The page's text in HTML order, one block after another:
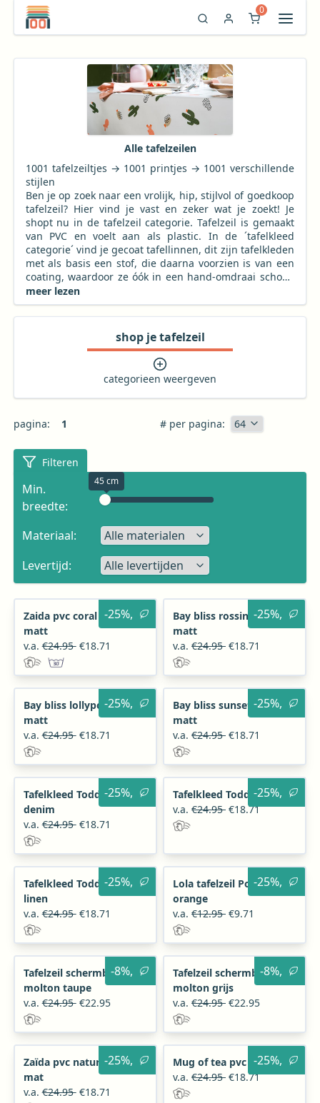
0
Filters zijn zichtbaar
Alle tafelzeilen
1001 tafelzeiltjes → 1001 printjes → 1001 verschillende
stijlen
Ben je op zoek naar een vrolijk, hip, stijlvol of goedkoop
tafelzeil? Hier vind je vast en zeker wat je zoekt! Je
shopt nu in de tafelzeil categorie. Tafelzeil is gemaakt
van PVC en voelt aan als plastic. In de ´tafelkleed
categorie´ vind je gecoat tafellinnen, dit zijn tafelkleden
met als basis een stof, die daarna voorzien is van een
coating, waardoor ze óók in een hand-omdraai schoon
te vegen zijn.
meer lezen
shop je tafelzeil
categorieen weergeven
Filteren
pagina: 1 # per pagina:
Min.
breedte:
45 cm
Materiaal:
Levertijd:
Producten (22 items)
-25%,
Zaida pvc coral ultra
matt
v.a. €24.95 €18.71
-25%,
Bay bliss rossini pvc
matt
v.a. €24.95 €18.71
-25%,
Bay bliss lollypop pvc
matt
v.a. €24.95 €18.71
-25%,
Bay bliss sunset pvc
matt
v.a. €24.95 €18.71
-25%,
Tafelkleed Todd pvc
denim
v.a. €24.95 €18.71
-25%,
Tafelkleed Todd pvc slate
v.a. €24.95 €18.71
-25%,
Tafelkleed Todd pvc
linen
v.a. €24.95 €18.71
-25%,
Lola tafelzeil Poppy
orange
v.a. €12.95 €9.71
-8%,
Tafelzeil schermbloem
molton taupe
v.a. €24.95 €22.95
-8%,
Tafelzeil schermbloem
molton grijs
v.a. €24.95 €22.95
-25%,
Zaïda pvc naturelgrijs
mat
v.a. €24.95 €18.71
-25%,
Mug of tea pvc coral
v.a. €24.95 €18.71